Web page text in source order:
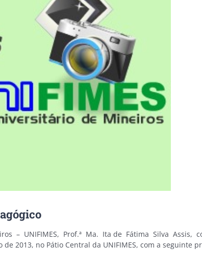
– UNIFIMES, Prof.ª Ma. Ita de Fátima Silva Assis,
2013, no Pátio Central da UNIFIMES, com a seguinte